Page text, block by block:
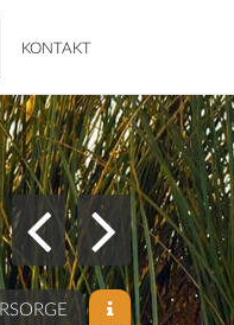
KONTAKT